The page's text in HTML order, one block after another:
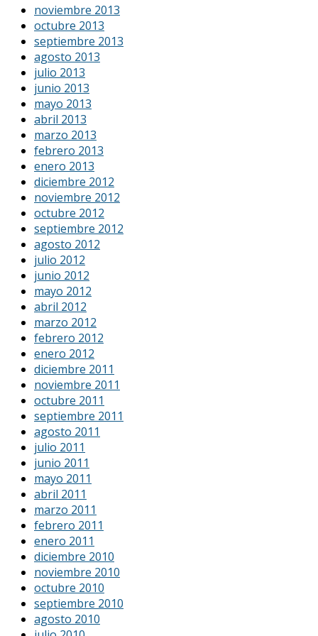
noviembre 2013
octubre 2013
septiembre 2013
agosto 2013
julio 2013
junio 2013
mayo 2013
abril 2013
marzo 2013
febrero 2013
enero 2013
diciembre 2012
noviembre 2012
octubre 2012
septiembre 2012
agosto 2012
julio 2012
junio 2012
mayo 2012
abril 2012
marzo 2012
febrero 2012
enero 2012
diciembre 2011
noviembre 2011
octubre 2011
septiembre 2011
agosto 2011
julio 2011
junio 2011
mayo 2011
abril 2011
marzo 2011
febrero 2011
enero 2011
diciembre 2010
noviembre 2010
octubre 2010
septiembre 2010
agosto 2010